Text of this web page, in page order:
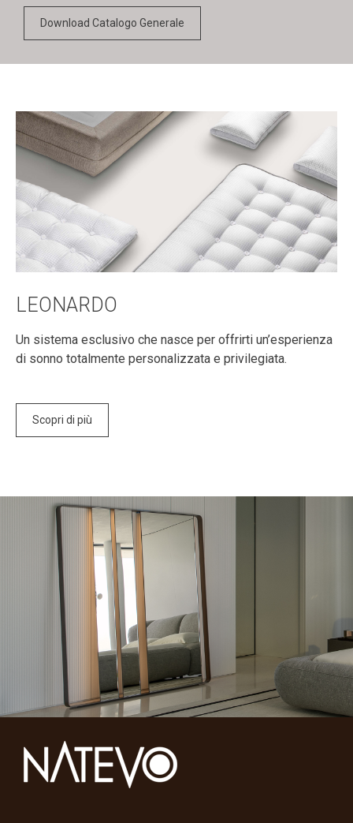
Download Catalogo Generale
LEONARDO
Un sistema esclusivo che nasce per offrirti un’esperienza
di sonno totalmente personalizzata e privilegiata.
Scopri di più